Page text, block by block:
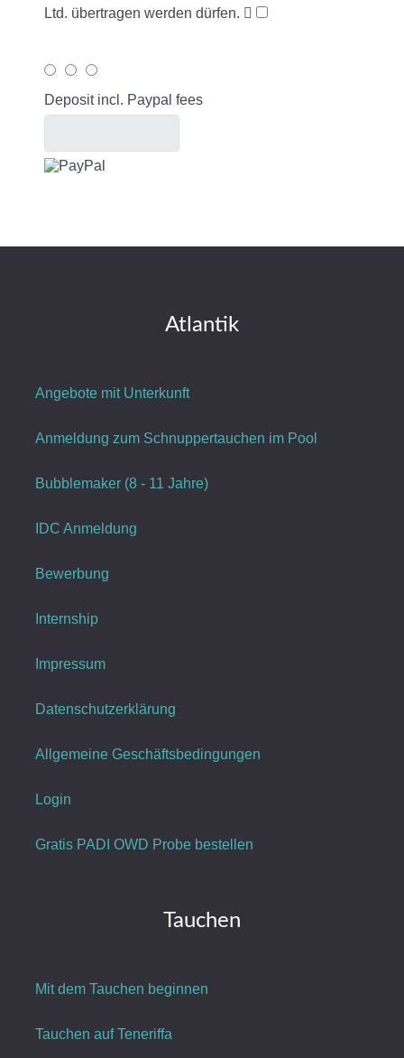
Ltd. übertragen werden dürfen.
Deposit incl. Paypal fees
Atlantik
Angebote mit Unterkunft
Anmeldung zum Schnuppertauchen im Pool
Bubblemaker (8 - 11 Jahre)
IDC Anmeldung
Bewerbung
Internship
Impressum
Datenschutzerklärung
Allgemeine Geschäftsbedingungen
Login
Gratis PADI OWD Probe bestellen
Tauchen
Mit dem Tauchen beginnen
Tauchen auf Teneriffa